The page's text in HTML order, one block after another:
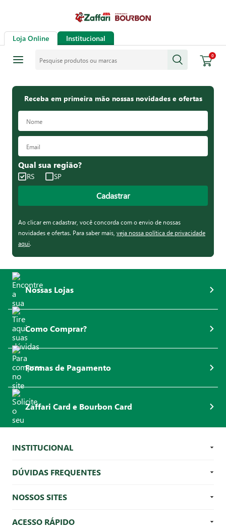
Loja Online Institucional
0
Receba em primeira mão nossas novidades e ofertas
Qual sua região?
RS SP
Cadastrar
Ao clicar em cadastrar, você concorda com o envio de nossas
novidades e ofertas. Para saber mais, veja nossa política de privacidade
aqui.
Nossas Lojas
Como Comprar?
Formas de Pagamento
Zaffari Card e Bourbon Card
INSTITUCIONAL
DÚVIDAS FREQUENTES
NOSSOS SITES
ACESSO RÁPIDO